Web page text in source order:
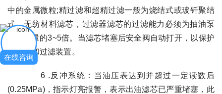
中的金属微粒;精过滤和超精过滤一般为烧结式或玻钎聚结
式、无纺材料滤芯，过滤器滤芯的过滤能力必须为抽油泵
公称排量的3~5倍。当滤芯堵塞后安全阀自动打开，以保护
抽油泵和过滤装置。
6 .反冲系统：当油压表达到并超过一定读数后
(0.25MPa)，指示灯亮报警，表示出油滤芯已严重堵塞，此
在线咨询